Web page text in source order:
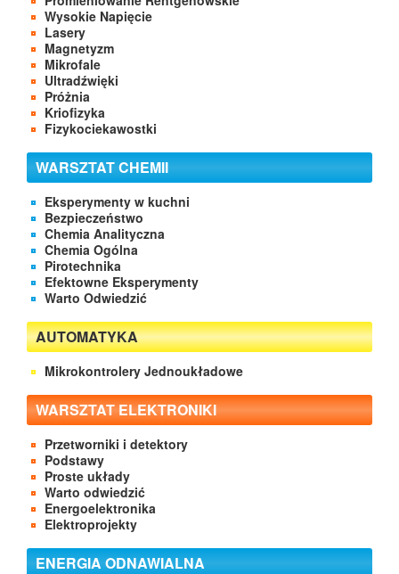
Wysokie Napięcie
Lasery
Magnetyzm
Mikrofale
Ultradźwięki
Próżnia
Kriofizyka
Fizykociekawostki
WARSZTAT CHEMII
Eksperymenty w kuchni
Bezpieczeństwo
Chemia Analityczna
Chemia Ogólna
Pirotechnika
Efektowne Eksperymenty
Warto Odwiedzić
AUTOMATYKA
Mikrokontrolery Jednoukładowe
WARSZTAT ELEKTRONIKI
Przetworniki i detektory
Podstawy
Proste układy
Warto odwiedzić
Energoelektronika
Elektroprojekty
ENERGIA ODNAWIALNA